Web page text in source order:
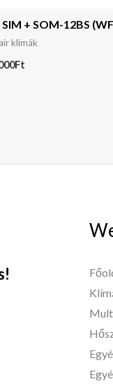
SIM + SOM-12BS
klímák
Ft